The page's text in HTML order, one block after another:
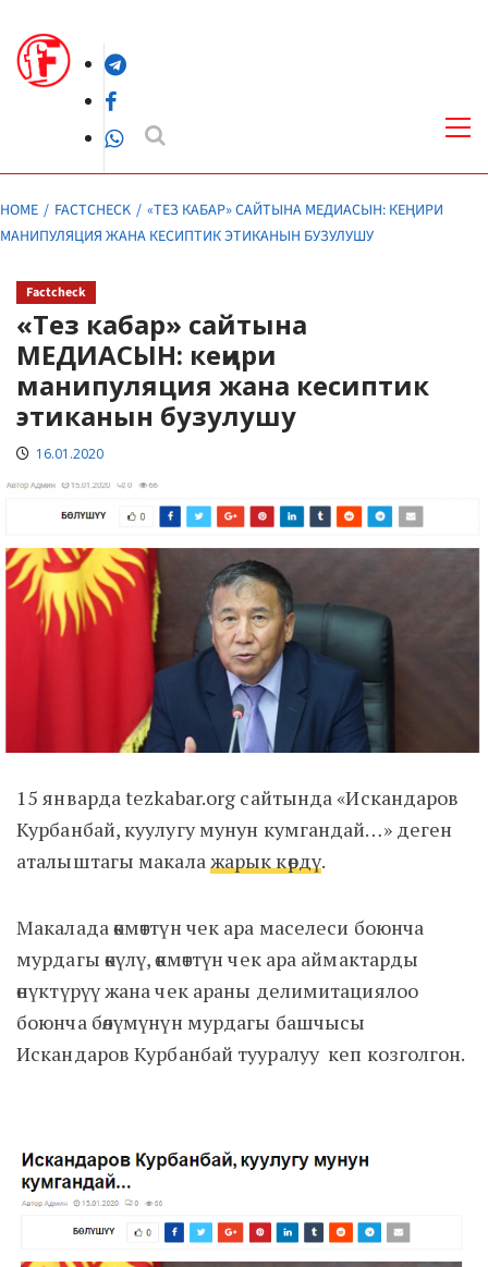
content
Telegram
Facebook
WhatsApp
HOME FACTCHECK
«ТЕЗ КАБАР» САЙТЫНА МЕДИАСЫН: КЕҢИРИ
МАНИПУЛЯЦИЯ ЖАНА КЕСИПТИК ЭТИКАНЫН БУЗУЛУШУ
Factcheck
«Тез кабар» сайтына
МЕДИАСЫН: кеңири
манипуляция жана кесиптик
этиканын бузулушу
16.01.2020
15 январда tezkabar.org сайтында «Искандаров
Курбанбай, куулугу мунун кумгандай…» деген
аталыштагы макалажарык көрдү.
Макалада өкмөттүн чек ара маселеси боюнча
мурдагы өкүлү, өкмөттүн чек ара аймактарды
өнүктүрүү жана чек араны делимитациялоо
боюнча бөлүмүнүн мурдагы башчысы
Искандаров Курбанбай тууралуу кеп козголгон.